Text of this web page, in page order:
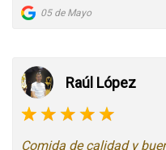
05 de Mayo
Raúl López
Comida de calidad y